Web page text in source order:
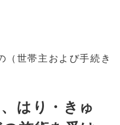
（世帯主および手続き
はり・きゅ